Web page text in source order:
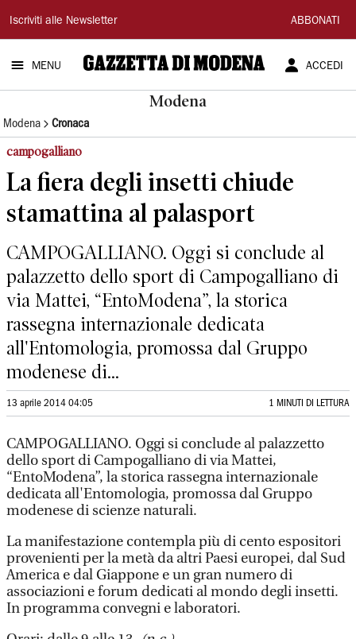
Gazzetta
di
Modena
Iscriviti alle Newsletter ABBONATI
MENU ACCEDI
Modena
Modena Cronaca
campogalliano
La fiera degli insetti chiude
stamattina al palasport
CAMPOGALLIANO. Oggi si conclude al
palazzetto dello sport di Campogalliano di
via Mattei, “EntoModena”, la storica
rassegna internazionale dedicata
all'Entomologia, promossa dal Gruppo
modenese di...
13 aprile 2014 04:05 1 MINUTI DI LETTURA
CAMPOGALLIANO. Oggi si conclude al palazzetto
dello sport di Campogalliano di via Mattei,
“EntoModena”, la storica rassegna internazionale
dedicata all'Entomologia, promossa dal Gruppo
modenese di scienze naturali.
La manifestazione contempla più di cento espositori
provenienti per la metà da altri Paesi europei, dal Sud
America e dal Giappone e un gran numero di
associazioni e forum dedicati al mondo degli insetti.
In programma convegni e laboratori.